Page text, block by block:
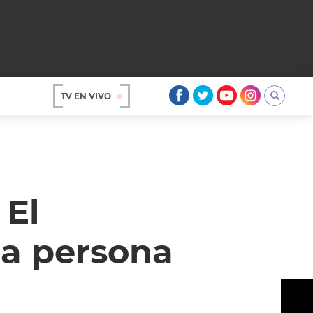
TV EN VIVO
persona